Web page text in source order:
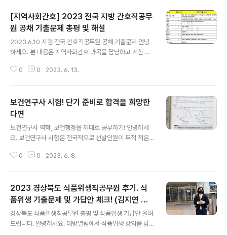
[지역사회간호] 2023 전국 지방 간호직공무
원 공채 기출문제 총평 및 해설
2023.6.10 시행 전국 간호직공무원 공채 기출문제 안녕
하세요. 본 내용은 지역사회간호 과목을 담당하고 계신 김
금 낮은 난이도 ▣ 합격권의 수험생들과 경쟁을 위해선 95
건강신념, 뉴만의 건강관리체계이론, 체계모형, BPRS, 건
강실태조사, 보건진료전담공무원의 의료행위, 보건의료체
계 구성요소, 교차비, 레벨 & 클락의 질병의 자연사 단계,
대치, 열사병, 분단토의, 모자사망지표, 진수기 발달과업,
가족밀착도, 취약 가족의 분류의 17개의 문제는 단골문제
로 요약노트만으로도 충분히 정답을 선택할 수 있었던 문
0 0 2023. 6. 13.
보건연구사 시험! 단기 준비로 합격을 희망한
다면
보건연구사 역학, 보건행정을 제대로 공부하기! 안녕하세
요. 보건연구사 시험은 전국적으로 선발인원이 무척 적은
을 하는데요. 응시기회가 적다 보니 시험에 대해 제대로 파
준비하는데 있어 수험서가 아닌 관련 전공서적 하나는 다
들 갖고 있을 것입니다. 고디스 역학(범문에듀케이션), 예
방의학과 공중보건(계축문화사 / 현재 4판이 가장 최신판),
KMLE 예상문제 (퍼시픽북수) 책은 거의 대부분 갖고 계실
0 0 2023. 6. 8.
2023 경상북도 식품위생직공무원 후기. 식
품위생 기출문제 및 가답안 체크! (김지연 교
수 제공)
경상북도 식품위생직공무원 총평 및 식품위생 가답안 올려
드립니다. 안녕하세요. 대방열림에서 식품위생 강의를 담